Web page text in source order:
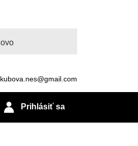
kubova.nes@gmail.com
Prihlásiť sa